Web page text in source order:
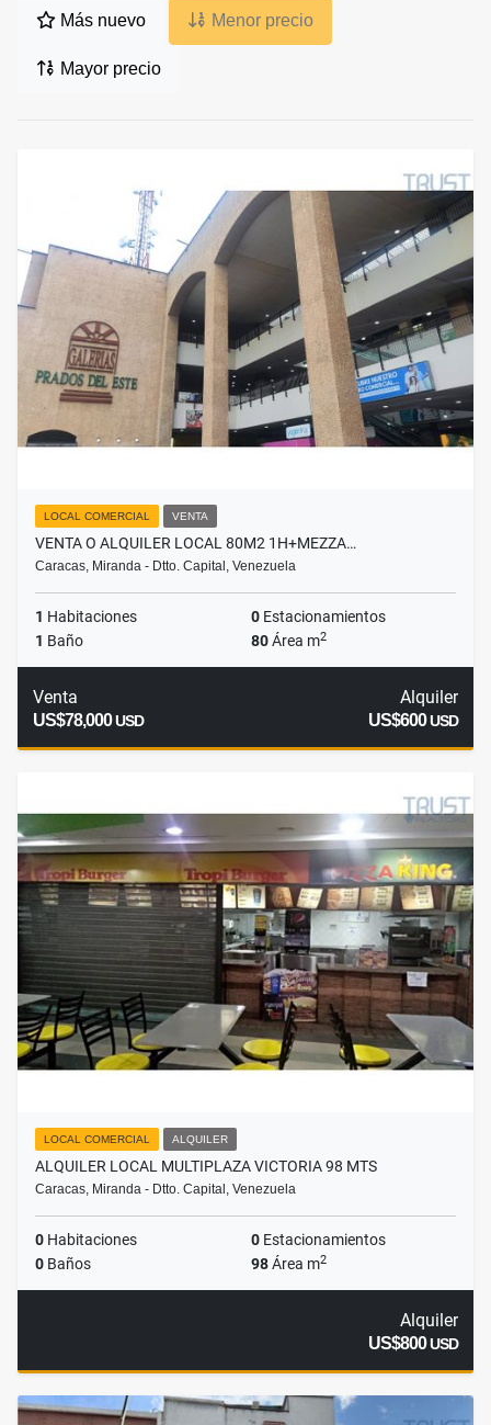
Más nuevo Menor precio
Mayor precio
LOCAL COMERCIAL VENTA
VENTA O ALQUILER LOCAL 80M2 1H+MEZZA…
Caracas, Miranda - Dtto. Capital, Venezuela
1 Habitaciones 0 Estacionamientos
1 Baño 80Área m2
Venta
US$78,000USD
Alquiler
US$600USD
LOCAL COMERCIAL ALQUILER
ALQUILER LOCAL MULTIPLAZA VICTORIA 98 MTS
Caracas, Miranda - Dtto. Capital, Venezuela
0 Habitaciones 0 Estacionamientos
0 Baños 98Área m2
Alquiler
US$800USD